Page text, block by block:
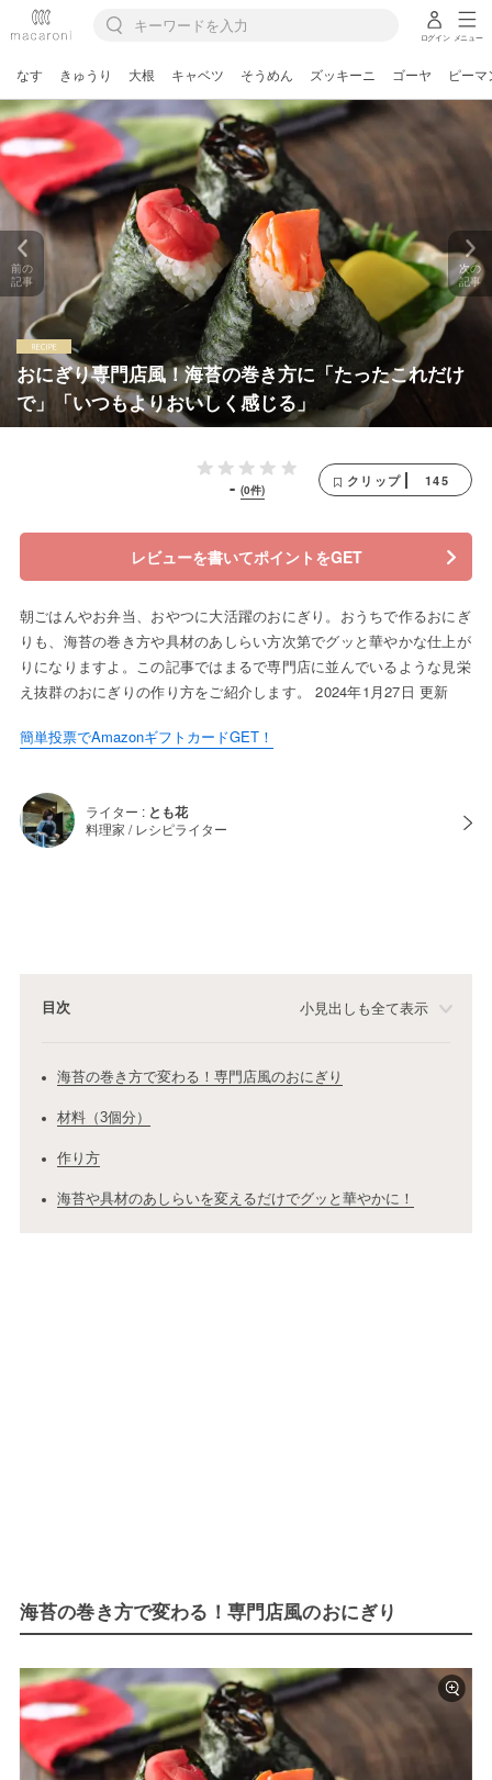
ログイン メニュー
なす きゅうり 大根 キャベツ そうめん ズッキーニ ゴーヤ ピーマ
おにぎり専門店風！海苔の巻き方に「たったこれだけ
で」「いつもよりおいしく感じる」
前の
記事
次の
記事
- (0件)
クリップ 145
レビューを書いてポイントをGET
朝ごはんやお弁当、おやつに大活躍のおにぎり。おうちで作るおにぎ
りも、海苔の巻き方や具材のあしらい方次第でグッと華やかな仕上が
りになりますよ。この記事ではまるで専門店に並んでいるような見栄
え抜群のおにぎりの作り方をご紹介します。 2024年1月27日 更新
簡単投票でAmazonギフトカードGET！
ライター : とも花
料理家 / レシピライター
目次 小見出しも全て表示
海苔の巻き方で変わる！専門店風のおにぎり
材料（3個分）
作り方
海苔や具材のあしらいを変えるだけでグッと華やかに！
海苔の巻き方で変わる！専門店風のおにぎり